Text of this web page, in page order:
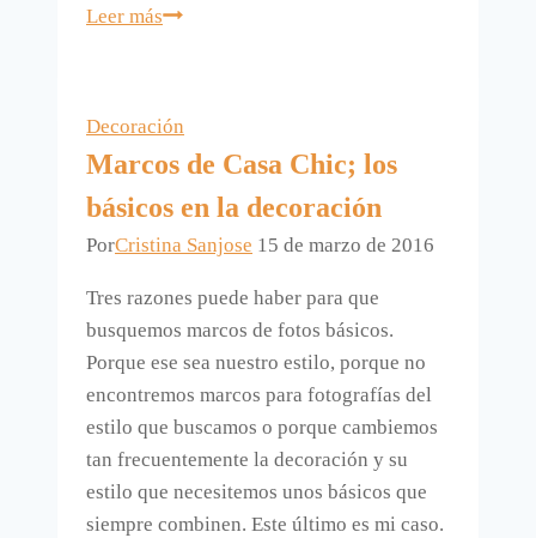
Leer másFeliz
Decoración
Marcos de Casa Chic; los
básicos en la decoración
PorCristina Sanjose 15 de marzo de 2016
Tres razones puede haber para que
busquemos marcos de fotos básicos.
Porque ese sea nuestro estilo, porque no
encontremos marcos para fotografías del
estilo que buscamos o porque cambiemos
tan frecuentemente la decoración y su
estilo que necesitemos unos básicos que
siempre combinen. Este último es mi caso.